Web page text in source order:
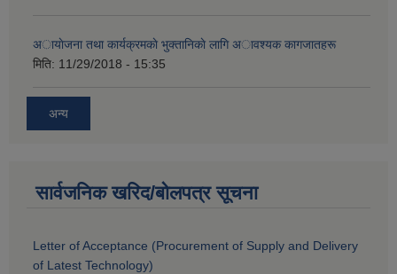
अायाेजना तथा कार्यक्रमकाे भुक्तानिकाे लागि अावश्यक कागजातहरू
मिति: 11/29/2018 - 15:35
अन्य
सार्वजनिक खरिद/बोलपत्र सूचना
Letter of Acceptance (Procurement of Supply and Delivery
of Latest Technology)